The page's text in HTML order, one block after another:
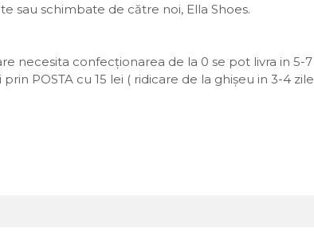
sau schimbate de către noi, Ella Shoes.
necesita confecționarea de la 0 se pot livra in 5-
POSTA cu 15 lei ( ridicare de la ghișeu in 3-4